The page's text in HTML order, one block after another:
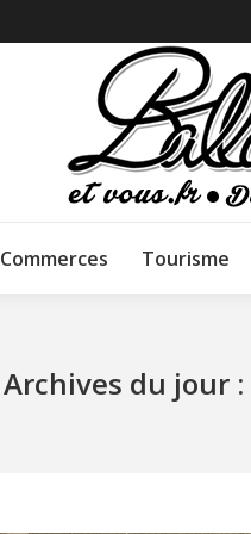
Commerces Tourisme
Archives du jour :